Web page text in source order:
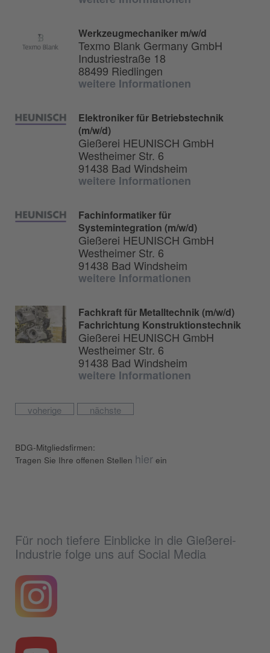
Werkzeugmechaniker m/w/d
Texmo Blank Germany GmbH
Industriestraße 18
88499 Riedlingen
weitere Informationen
Elektroniker für Betriebstechnik
(m/w/d)
Gießerei HEUNISCH GmbH
Westheimer Str. 6
91438 Bad Windsheim
weitere Informationen
Fachinformatiker für
Systemintegration (m/w/d)
Gießerei HEUNISCH GmbH
Westheimer Str. 6
91438 Bad Windsheim
weitere Informationen
Fachkraft für Metalltechnik (m/w/d)
Fachrichtung Konstruktionstechnik
Gießerei HEUNISCH GmbH
Westheimer Str. 6
91438 Bad Windsheim
weitere Informationen
voherige nächste
BDG-Mitgliedsfirmen:
Tragen Sie Ihre offenen Stellen hier ein
Für noch tiefere Einblicke in die Gießerei-
Industrie folge uns auf Social Media